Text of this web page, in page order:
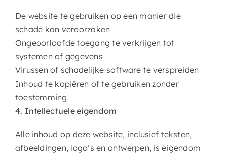
De website te gebruiken op een manier die
schade kan veroorzaken
Ongeoorloofde toegang te verkrijgen tot
systemen of gegevens
Virussen of schadelijke software te verspreiden
Inhoud te kopiëren of te gebruiken zonder
toestemming
4. Intellectuele eigendom
Alle inhoud op deze website, inclusief teksten,
afbeeldingen, logo’s en ontwerpen, is eigendom